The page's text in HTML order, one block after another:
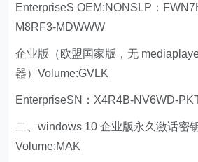
EnterpriseS OEM:NONSLP：
M8RF3-MDWWW
企业版（欧盟国家版，无
器）Volume:GVLK
EnterpriseSN：X4R4B-NV6WD-
二、windows 10 企业版永久激话密
Volume:MAK